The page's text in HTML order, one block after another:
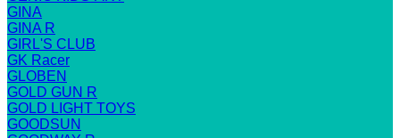
GINA
GINA R
GIRL'S CLUB
GK Racer
GLOBEN
GOLD GUN R
GOLD LIGHT TOYS
GOODSUN